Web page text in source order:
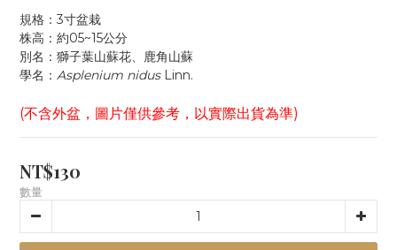
規格：3寸盆栽
株高：約05~15公分
別名：獅子葉山蘇花、鹿角山蘇
學名： Asplenium nidus Linn.
(不含外盆，圖片僅供參考，以實際出貨為準)
NT$130
數量